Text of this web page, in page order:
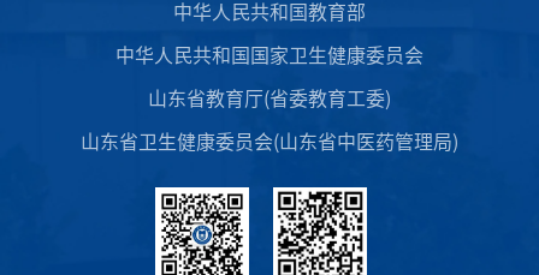
中华人民共和国教育部
中华人民共和国国家卫生健康委员会
山东省教育厅(省委教育工委)
山东省卫生健康委员会(山东省中医药管理局)